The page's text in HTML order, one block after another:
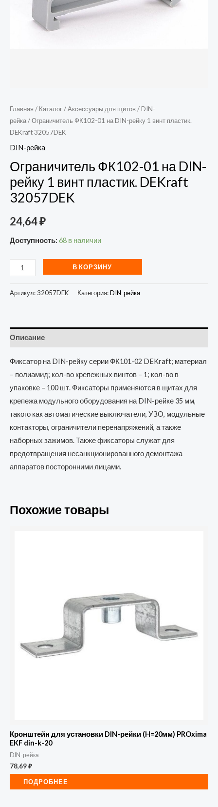
Главная / Каталог/Аксессуары для щитов/DIN-
рейка/ Ограничитель ФК102-01 на DIN-рейку 1 винт пластик.
DEKraft 32057DEK
DIN-рейка
Ограничитель ФК102-01 на DIN-
рейку 1 винт пластик. DEKraft
32057DEK
24,64₽
Доступность: 68 в наличии
32057DEK
В КОРЗИНУ
Артикул:32057DEK Категория:DIN-рейка
Описание
Фиксатор на DIN-рейку серии ФК101-02 DEKraft; материал
– полиамид; кол-во крепежных винтов – 1; кол-во в
упаковке – 100 шт. Фиксаторы применяются в щитах для
крепежа модульного оборудования на DIN-рейке 35 мм,
такого как автоматические выключатели, УЗО, модульные
контакторы, ограничители перенапряжений, а также
наборных зажимов. Также фиксаторы служат для
предотвращения несанкционированного демонтажа
аппаратов посторонними лицами.
Похожие товары
Кронштейн для установки DIN-рейки (H=20мм) PROxima
EKF din-k-20
DIN-рейка
78,69₽
ПОДРОБНЕЕ